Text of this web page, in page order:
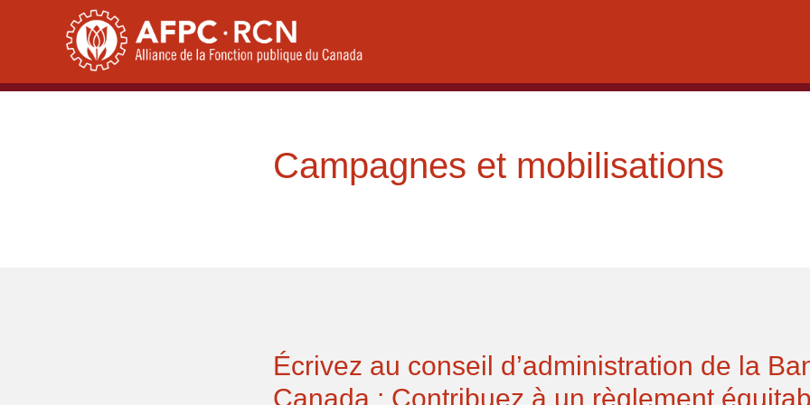
Campagnes et mobilisations
Écrivez au conseil d’administration de la
Canada : Contribuez à un règlement